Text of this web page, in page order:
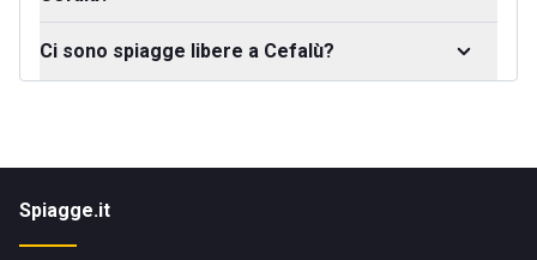
Ci sono spiagge libere a Cefalù?
Spiagge.it